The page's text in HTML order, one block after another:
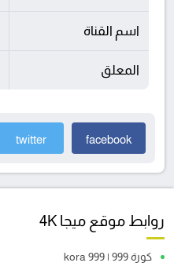
اسم القناة
المعلق
facebook
twitter
روابط موقع ميجا 4K
كورة 999 | kora 999